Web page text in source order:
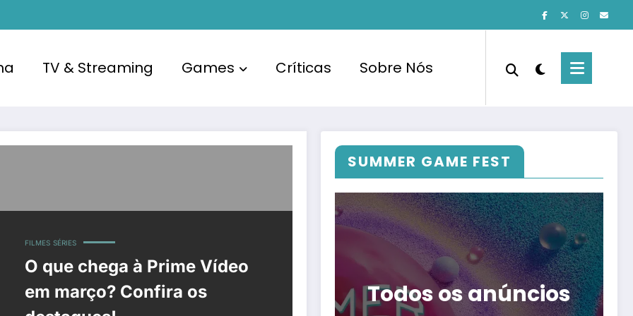
TV & Streaming Games Críticas Sobre Nós
FILMES SÉRIES
O que chega à Prime Vídeo
em março? Confira os
SUMMER GAME FEST
Todos os anúncios